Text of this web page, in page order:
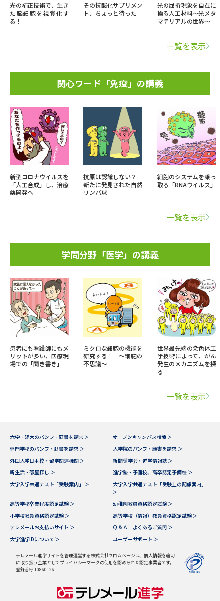
光の補正技術で、生き
た脳細胞を視覚化す
る！
その抗酸化サプリメン
ト、ちょっと待った
光の屈折現象を自在に
操る人工材料～光メタ
マテリアルの世界～
一覧を表示
関心ワード「免疫」の講義
新型コロナウイルスを
「人工合成」し、治療
薬開発へ
抗原は認識しない？
新たに発見された自然
リンパ球
細胞のシステムを乗っ
取る「RNAウイルス」
一覧を表示
学問分野「医学」の講義
患者にも看護師にもメ
リットが多い、医療現
場での「聞き書き」
ミクロな細胞の機能を
研究する！ ～細胞の
不思議～
世界最先端の染色体工
学技術によって、がん
発生のメカニズムを探
る
一覧を表示
大学・短大のパンフ・願書を請求 ＞
オープンキャンパス検索 ＞
専門学校のパンフ・願書を請求 ＞
大学院のパンフ・願書を請求 ＞
外国大学日本校・留学関連機関 ＞
新聞奨学会・進学情報誌 ＞
新生活・部屋探し ＞
進学塾・予備校、高卒認定予備校 ＞
大学入学共通テスト「受験案内」 ＞
大学入学共通テスト「受験上の配慮案内」
＞
高等学校卒業程度認定試験 ＞
幼稚園教員資格認定試験 ＞
小学校教員資格認定試験 ＞
高等学校（情報）教員資格認定試験 ＞
テレメールお支払いサイト ＞
Ｑ＆Ａ よくあるご質問 ＞
大学進学IDについて ＞
ユーザーサポート ＞
テレメール進学サイトを管理運営する株式会社フロムページは、個人情報を適切
に取り扱う企業としてプライバシーマークの使用を認められた認定事業者です。
登録番号 10860126